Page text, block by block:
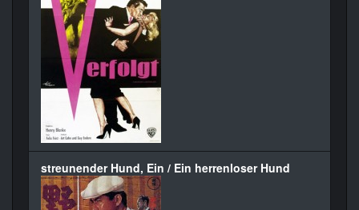
streunender Hund, Ein / Ein herrenloser Hund